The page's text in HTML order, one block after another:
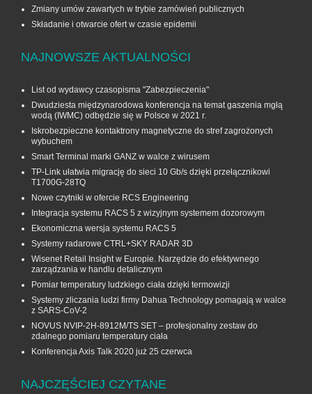
Zmiany umów zawartych w trybie zamówień publicznych
Składanie i otwarcie ofert w czasie epidemii
NAJNOWSZE AKTUALNOŚCI
List od wydawcy czasopisma "Zabezpieczenia"
Dwudziesta międzynarodowa konferencja na temat gaszenia mgłą
wodą (IWMC) odbędzie się w Polsce w 2021 r.
Iskrobezpieczne kontaktrony magnetyczne do stref zagrożonych
wybuchem
Smart Terminal marki GANZ w walce z wirusem
TP-Link ułatwia migrację do sieci 10 Gb/s dzięki przełącznikowi
T1700G‑28TQ
Nowe czytniki w ofercie RCS Engineering
Integracja systemu RACS 5 z wizyjnym systemem dozorowym
Ekonomiczna wersja systemu RACS 5
Systemy radarowe CTRL+SKY RADAR 3D
Wisenet Retail Insight w Europie. Narzędzie do efektywnego
zarządzania w handlu detalicznym
Pomiar temperatury ludzkiego ciała dzięki termowizji
Systemy zliczania ludzi firmy Dahua Technology pomagają w walce
z SARS-CoV-2
NOVUS NVIP-2H-8912M/TS SET – profesjonalny zestaw do
zdalnego pomiaru temperatury ciała
Konferencja Axis Talk 2020 już 25 czerwca
NAJCZĘŚCIEJ CZYTANE